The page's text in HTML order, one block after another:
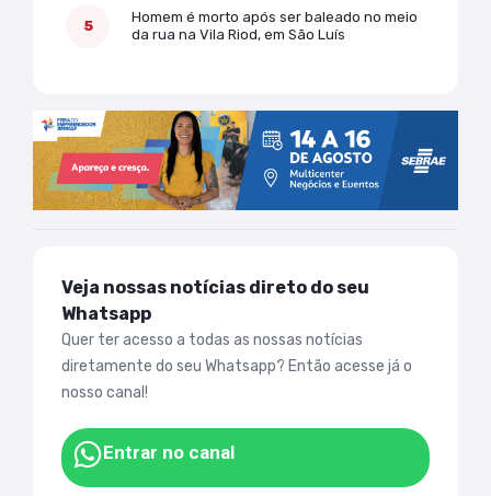
Homem é morto após ser baleado no meio
da rua na Vila Riod, em São Luís
Veja nossas notícias direto do seu
Whatsapp
Quer ter acesso a todas as nossas notícias
diretamente do seu Whatsapp? Então acesse já o
nosso canal!
Entrar no canal